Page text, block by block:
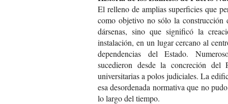
El relleno de amplias superficies que
como objetivo no sólo la construcción
dársenas, sino que significó la
instalación, en un lugar cercano al
dependencias del Estado.
sucedieron desde la concreción del
universitarias a polos judiciales. La
esa desordenada normativa que no
lo largo del tiempo.